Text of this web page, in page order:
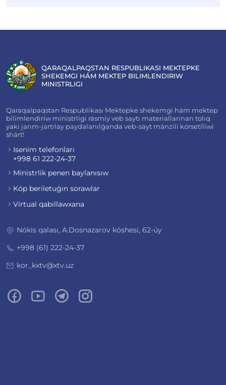
QARAQALPAQSTAN RESPUBLIKASI MEKTEPKE
SHEKEMGI HÁM MEKTEP BILIMLENDIRIW
MINISTRLIGI
Qaraqalpaqstan Respublikası Mektepke shekemgi hám mektep
bilimlendiriw ministrligi rásmiy veb saytı materiallarınan tolıq
yaki jarım-jartılay paydalanılǵanda veb-sayt mánzili kórsetiliwi
shárt!
Isenim telefonları
+998 61 222-24-37
Ministrlik penen baylanısıw
Kóp beriletuǵın sorawlar
Virtual qabıllawxana
Nókis qalası, A.Dosnazarov kóshesi, 62-úy
+998 (61) 222-24-37
kor_kxtv@xtv.uz